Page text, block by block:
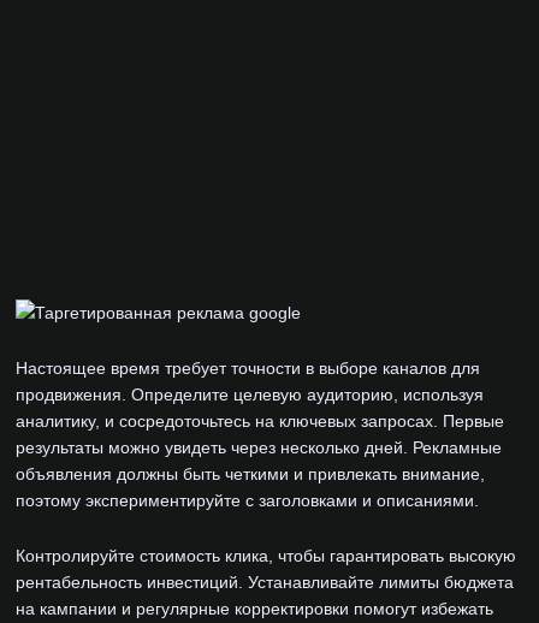
Настоящее время требует точности в выборе каналов для
продвижения. Определите целевую аудиторию, используя
аналитику, и сосредоточьтесь на ключевых запросах. Первые
результаты можно увидеть через несколько дней. Рекламные
объявления должны быть четкими и привлекать внимание,
поэтому экспериментируйте с заголовками и описаниями.
Контролируйте стоимость клика, чтобы гарантировать высокую
рентабельность инвестиций. Устанавливайте лимиты бюджета
на кампании и регулярные корректировки помогут избежать